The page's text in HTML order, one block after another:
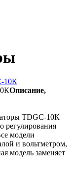
Описание,
TDGC-10К
регулирования
модели
и вольтметром,
модель заменяет